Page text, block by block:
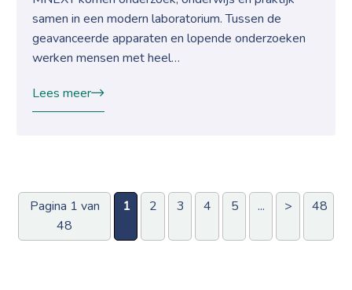
samen in een modern laboratorium. Tussen de
geavanceerde apparaten en lopende onderzoeken
werken mensen met heel…
Lees meer
Pagina 1 van
48
1 2 3 4 5 ... > 48